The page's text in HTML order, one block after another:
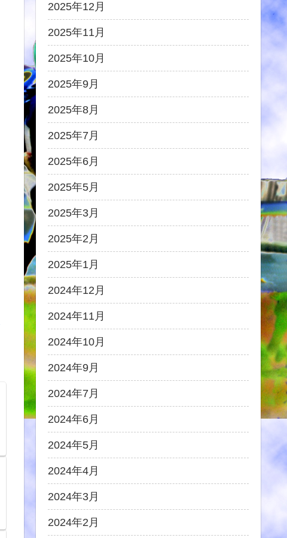
2025年12月
2025年11月
2025年10月
2025年9月
2025年8月
2025年7月
2025年6月
2025年5月
2025年3月
2025年2月
2025年1月
2024年12月
2024年11月
2024年10月
2024年9月
2024年7月
2024年6月
2024年5月
2024年4月
2024年3月
2024年2月